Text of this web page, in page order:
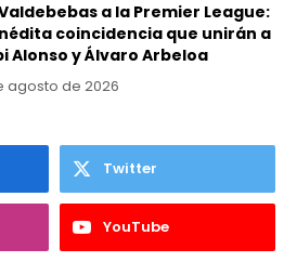
a la Premier League:
coincidencia que unirán a
Alonso y Álvaro Arbeloa
agosto de 2026
Twitter
YouTube